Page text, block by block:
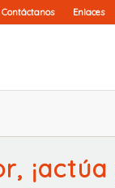
Contáctanos Enlaces